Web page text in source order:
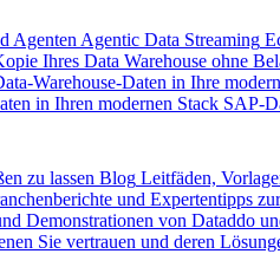
Agenten Agentic Data Streaming
Ihres Data Warehouse ohne
Warehouse-Daten in Ihre
in Ihren modernen Stack SAP-
zu lassen Blog Leitfäden,
und Expertentipps
Demonstrationen von Dataddo
Sie vertrauen und deren